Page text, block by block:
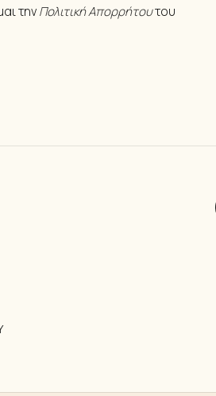
τηνΠολιτική Απορρήτουτου